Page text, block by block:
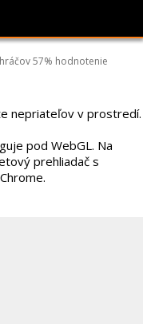
SNIPER
57% hodnotenie
nepriateľov v prostredí.
pod WebGL. Na
prehliadač s